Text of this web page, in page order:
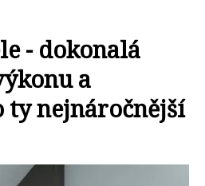
- dokonalá
a
ty nejnáročnější